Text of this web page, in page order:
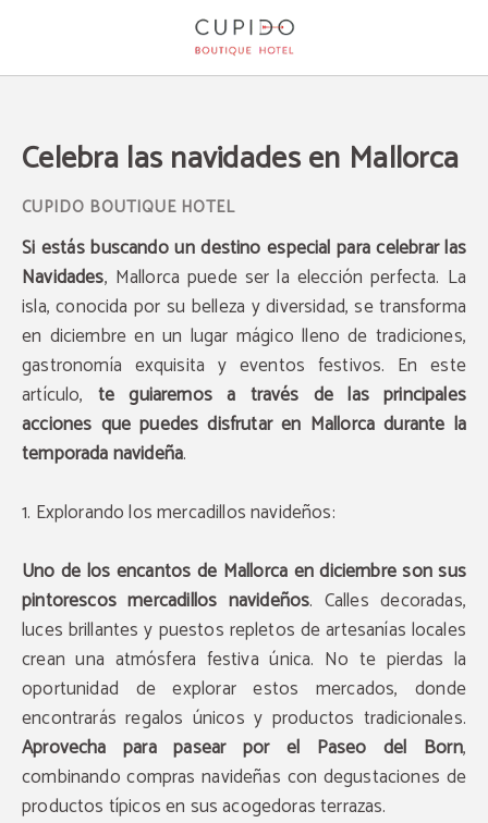
Celebra las navidades en Mallorca
Si estás buscando un destino especial para celebrar las
Navidades, Mallorca puede ser la elección perfecta. La
isla, conocida por su belleza y diversidad, se transforma
en diciembre en un lugar mágico lleno de tradiciones,
gastronomía exquisita y eventos festivos. En este
artículo, te guiaremos a través de las principales
acciones que puedes disfrutar en Mallorca durante la
temporada navideña.
1. Explorando los mercadillos navideños:
Uno de los encantos de Mallorca en diciembre son sus
pintorescos mercadillos navideños. Calles decoradas,
luces brillantes y puestos repletos de artesanías locales
crean una atmósfera festiva única. No te pierdas la
oportunidad de explorar estos mercados, donde
encontrarás regalos únicos y productos tradicionales.
Aprovecha para pasear por el Paseo del Born,
combinando compras navideñas con degustaciones de
productos típicos en sus acogedoras terrazas.